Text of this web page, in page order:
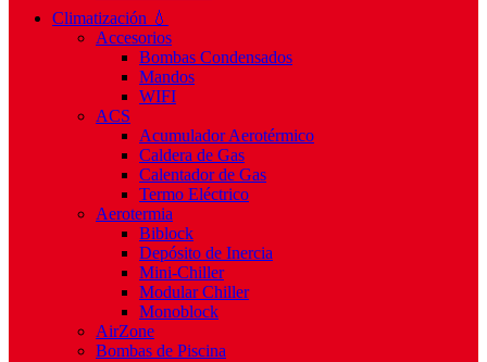
Climatización 💧
Accesorios
Bombas Condensados
Mandos
WIFI
ACS
Acumulador Aerotérmico
Caldera de Gas
Calentador de Gas
Termo Eléctrico
Aerotermia
Biblock
Depósito de Inercia
Mini-Chiller
Modular Chiller
Monoblock
AirZone
Bombas de Piscina